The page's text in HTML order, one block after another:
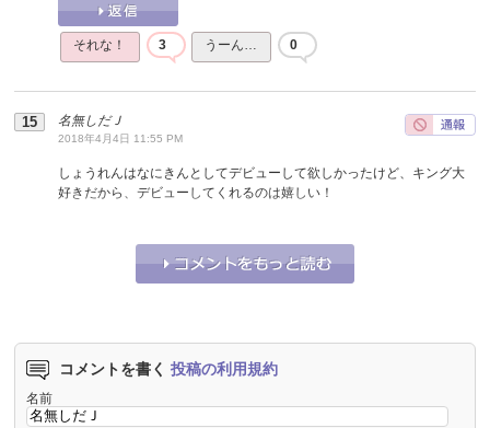
それな！ 3 うーん… 0
名無しだＪ
2018年4月4日 11:55 PM
しょうれんはなにきんとしてデビューして欲しかったけど、キング大
好きだから、デビューしてくれるのは嬉しい！
1 うーん… 0
コメントを書く 投稿の利用規約
名前